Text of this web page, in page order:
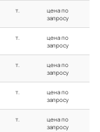
т.
цена по
запросу
т.
цена по
запросу
т.
цена по
запросу
т.
цена по
запросу
т.
цена по
запросу